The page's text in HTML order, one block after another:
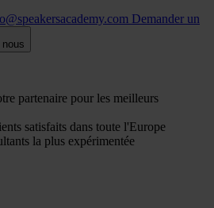
Demander un
partenaire pour les meilleurs
satisfaits dans toute l'Europe
la plus expérimentée